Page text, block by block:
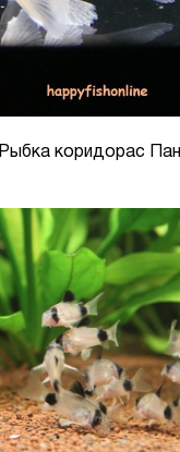
Рыбка коридорас